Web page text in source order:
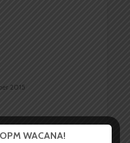
2015
WACANA!